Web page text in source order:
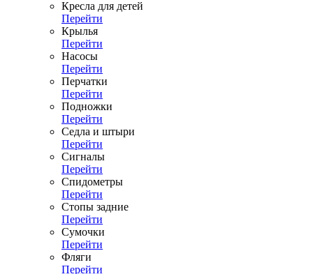
Кресла для детей
Перейти
Крылья
Перейти
Насосы
Перейти
Перчатки
Перейти
Подножки
Перейти
Седла и штыри
Перейти
Сигналы
Перейти
Спидометры
Перейти
Стопы задние
Перейти
Сумочки
Перейти
Фляги
Перейти